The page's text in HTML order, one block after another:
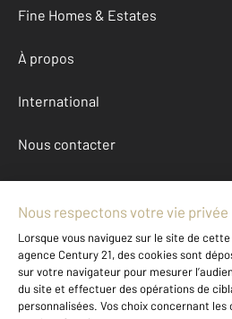
Fine Homes & Estates
À propos
International
Nous contacter
Mentions légales & CGU et
Données
Gestionnaire des